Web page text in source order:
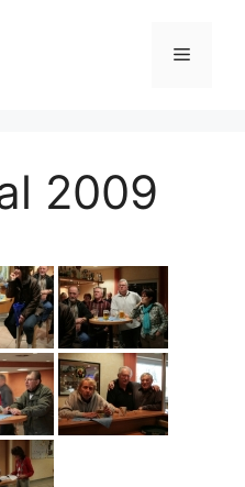
Menü
2009